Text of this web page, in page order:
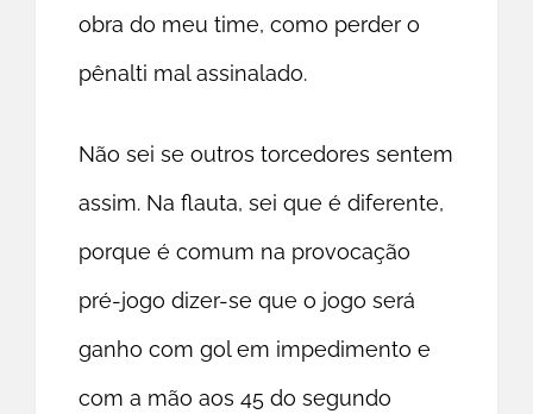
obra do meu time, como perder o
pênalti mal assinalado.
Não sei se outros torcedores sentem
assim. Na flauta, sei que é diferente,
porque é comum na provocação
pré-jogo dizer-se que o jogo será
ganho com gol em impedimento e
com a mão aos 45 do segundo